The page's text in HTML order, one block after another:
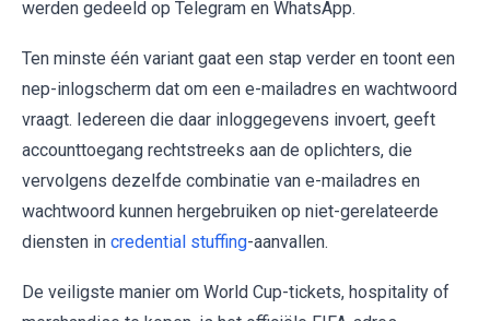
werden gedeeld op Telegram en WhatsApp.
Ten minste één variant gaat een stap verder en toont een
nep-inlogscherm dat om een e-mailadres en wachtwoord
vraagt. Iedereen die daar inloggegevens invoert, geeft
accounttoegang rechtstreeks aan de oplichters, die
vervolgens dezelfde combinatie van e-mailadres en
wachtwoord kunnen hergebruiken op niet-gerelateerde
diensten in credential stuffing-aanvallen.
De veiligste manier om World Cup-tickets, hospitality of